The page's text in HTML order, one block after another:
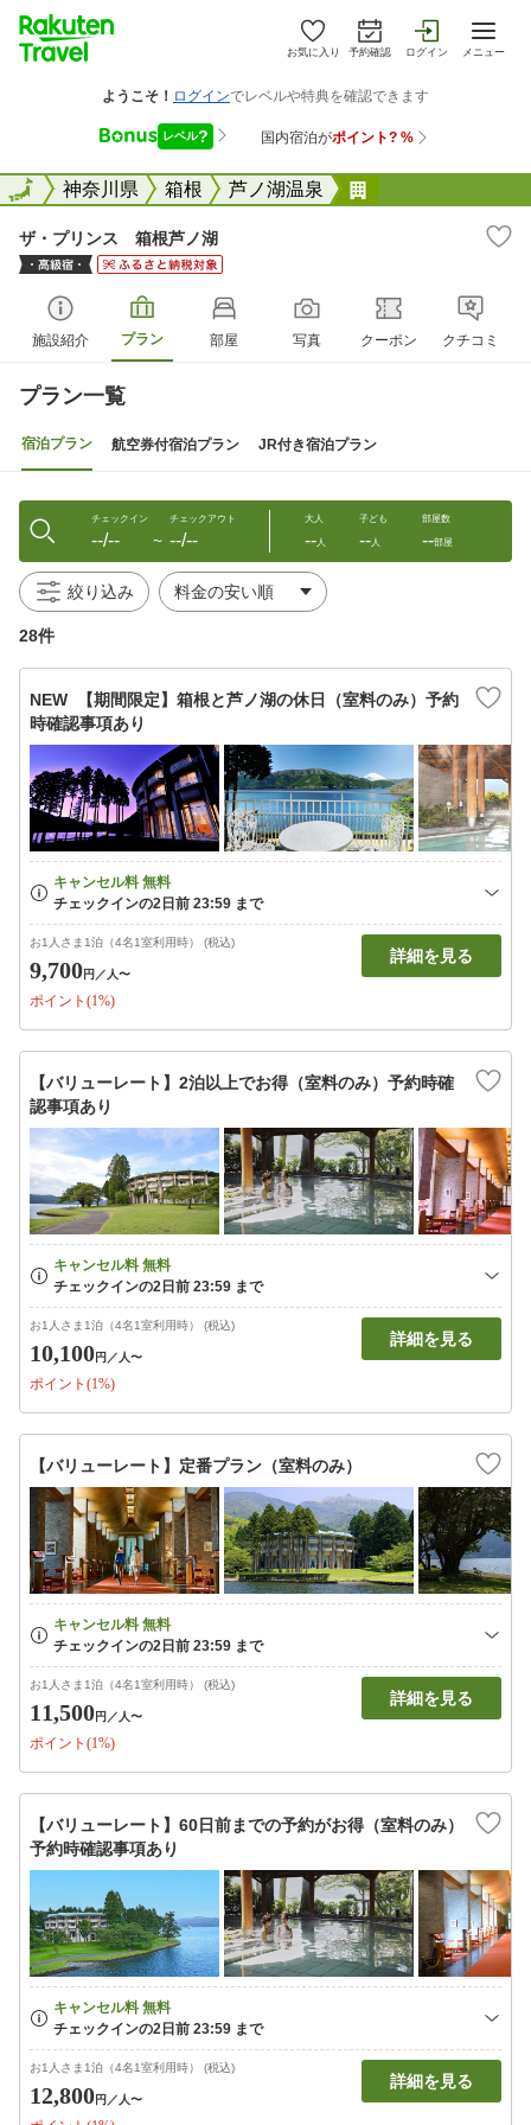
お気に入り 予約確認 ログイン メニュー
全国神奈川県 箱根 芦ノ湖温泉
全国
ザ・プリンス 箱根芦ノ湖
施設紹介 プラン 部屋 写真 クーポン クチコミ
プラン一覧
宿泊プラン 航空券付宿泊プラン JR付き宿泊プラン
チェックイン
--/-- 〜
チェックアウト
--/--
大人
--人
子ども
--人
部屋数
--部屋
絞り込み
28件
NEW 【期間限定】箱根と芦ノ湖の休日（室料のみ）予約
時確認事項あり
お1人さま1泊（4名1室利用時） (税込)
9,700円 ／人〜
ポイント(1%)
詳細を見る
【バリューレート】2泊以上でお得（室料のみ）予約時確
認事項あり
お1人さま1泊（4名1室利用時） (税込)
10,100円 ／人〜
ポイント(1%)
詳細を見る
【バリューレート】定番プラン（室料のみ）
お1人さま1泊（4名1室利用時） (税込)
11,500円 ／人〜
ポイント(1%)
詳細を見る
【バリューレート】60日前までの予約がお得（室料のみ）
予約時確認事項あり
お1人さま1泊（4名1室利用時） (税込)
12,800円 ／人〜
詳細を見る